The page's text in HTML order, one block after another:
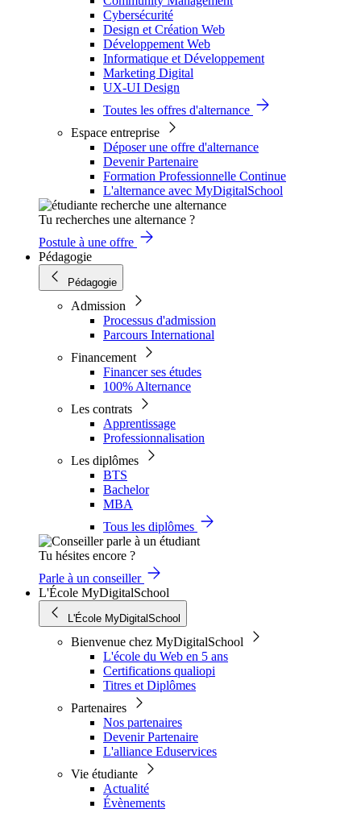
Cybersécurité
Design et Création Web
Développement Web
Informatique et Développement
Marketing Digital
UX-UI Design
Toutes les offres d'alternance
Espace entreprise
Déposer une offre d'alternance
Devenir Partenaire
Formation Professionnelle Continue
L'alternance avec MyDigitalSchool
Tu recherches une alternance ?
Postule à une offre
Pédagogie
Pédagogie
Admission
Processus d'admission
Parcours International
Financement
Financer ses études
100% Alternance
Les contrats
Apprentissage
Professionnalisation
Les diplômes
BTS
Bachelor
MBA
Tous les diplômes
Tu hésites encore ?
Parle à un conseiller
L'École MyDigitalSchool
L'École MyDigitalSchool
Bienvenue chez MyDigitalSchool
L'école du Web en 5 ans
Certifications qualiopi
Titres et Diplômes
Partenaires
Nos partenaires
Devenir Partenaire
L'alliance Eduservices
Vie étudiante
Actualité
Évènements